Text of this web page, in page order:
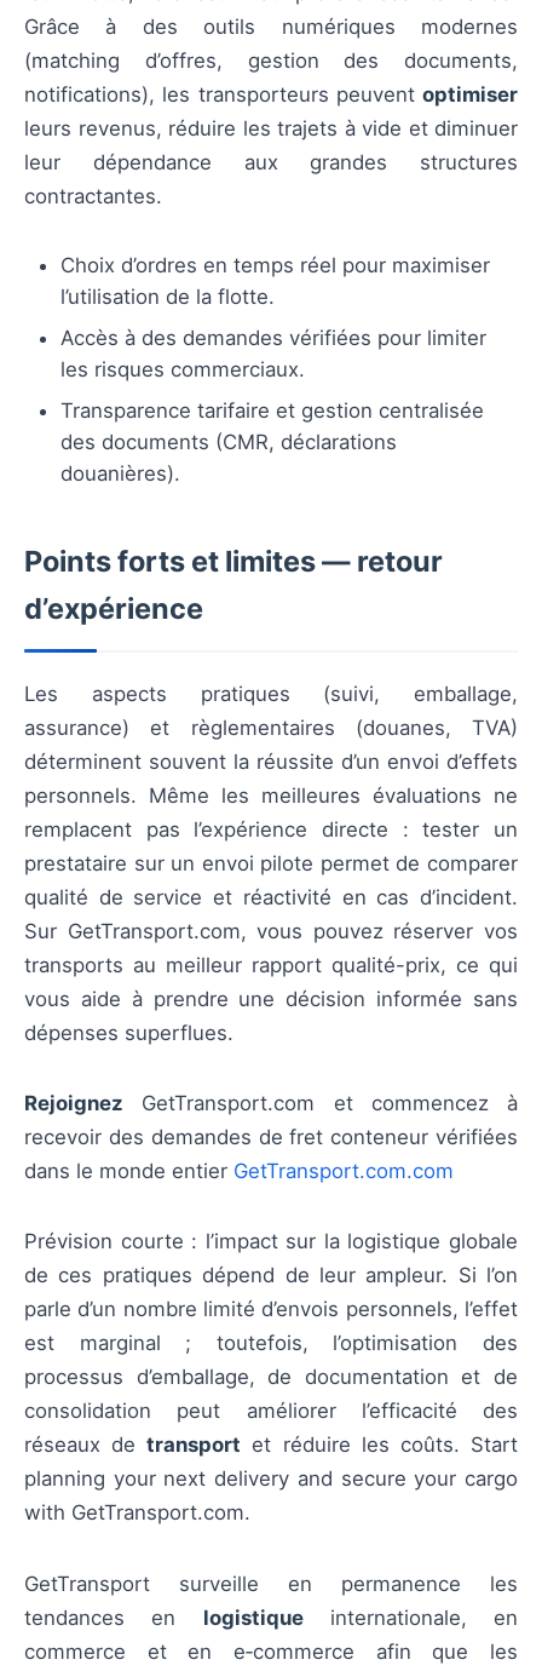
Grâce à des outils numériques modernes
(matching d’offres, gestion des documents,
notifications), les transporteurs peuvent optimiser
leurs revenus, réduire les trajets à vide et diminuer
leur dépendance aux grandes structures
contractantes.
Choix d’ordres en temps réel pour maximiser
l’utilisation de la flotte.
Accès à des demandes vérifiées pour limiter
les risques commerciaux.
Transparence tarifaire et gestion centralisée
des documents (CMR, déclarations
douanières).
Points forts et limites — retour
d’expérience
Les aspects pratiques (suivi, emballage,
assurance) et règlementaires (douanes, TVA)
déterminent souvent la réussite d’un envoi d’effets
personnels. Même les meilleures évaluations ne
remplacent pas l’expérience directe : tester un
prestataire sur un envoi pilote permet de comparer
qualité de service et réactivité en cas d’incident.
Sur GetTransport.com, vous pouvez réserver vos
transports au meilleur rapport qualité-prix, ce qui
vous aide à prendre une décision informée sans
dépenses superflues.
Rejoignez GetTransport.com et commencez à
recevoir des demandes de fret conteneur vérifiées
dans le monde entier GetTransport.com.com
Prévision courte : l’impact sur la logistique globale
de ces pratiques dépend de leur ampleur. Si l’on
parle d’un nombre limité d’envois personnels, l’effet
est marginal ; toutefois, l’optimisation des
processus d’emballage, de documentation et de
consolidation peut améliorer l’efficacité des
réseaux detransport et réduire les coûts. Start
planning your next delivery and secure your cargo
with GetTransport.com.
GetTransport surveille en permanence les
tendances en logistiqueinternationale, en
commerce et en e‑commerce afin que les